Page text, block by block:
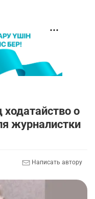
о
журналистки
Написать автору